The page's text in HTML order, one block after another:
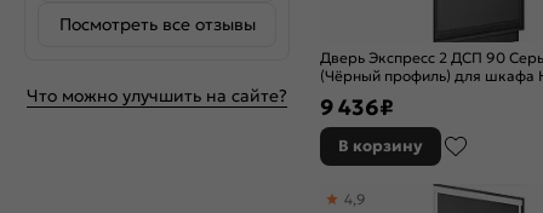
Посмотреть все отзывы
Что можно улучшить на сайте?
Дверь Экспресс 2 ДСП 90
(Чёрный профиль) для шкафа
9 436₽
В корзину
4,9